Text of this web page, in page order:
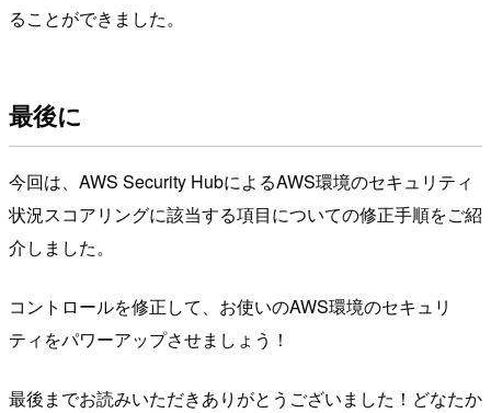
ることができました。
最後に
今回は、AWS Security HubによるAWS環境のセキュリティ
状況スコアリングに該当する項目についての修正手順をご紹
介しました。
コントロールを修正して、お使いのAWS環境のセキュリ
ティをパワーアップさせましょう！
最後までお読みいただきありがとうございました！どなたか